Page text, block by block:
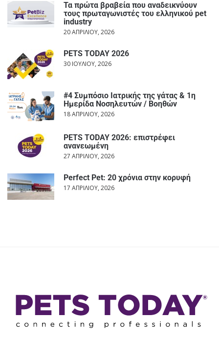
Τα πρώτα βραβεία που αναδεικνύουν
τους πρωταγωνιστές του ελληνικού pet
industry
20 ΑΠΡΙΛΊΟΥ, 2026
PETS TODAY 2026
30 ΙΟΥΛΊΟΥ, 2026
#4 Συμπόσιο Ιατρικής της γάτας & 1η
Ημερίδα Νοσηλευτών / Βοηθών
18 ΑΠΡΙΛΊΟΥ, 2026
PETS TODAY 2026: επιστρέφει
ανανεωμένη
27 ΑΠΡΙΛΊΟΥ, 2026
Perfect Pet: 20 χρόνια στην κορυφή
17 ΑΠΡΙΛΊΟΥ, 2026